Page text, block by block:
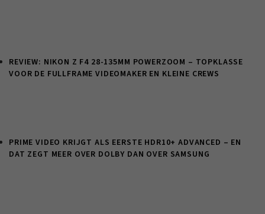
REVIEW: NIKON Z F4 28-135MM POWERZOOM – TOPKLASSE
VOOR DE FULLFRAME VIDEOMAKER EN KLEINE CREWS
PRIME VIDEO KRIJGT ALS EERSTE HDR10+ ADVANCED – EN
DAT ZEGT MEER OVER DOLBY DAN OVER SAMSUNG